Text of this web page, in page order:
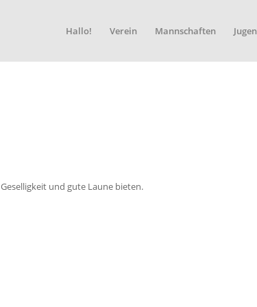
Hallo! Verein Mannschaften
und gute Laune bieten.